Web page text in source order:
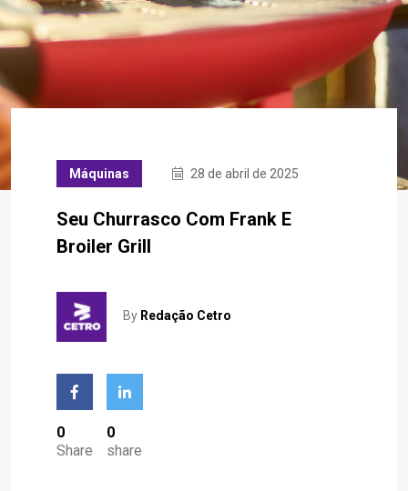
Máquinas 28 de abril de 2025
Seu Churrasco Com Frank E
Broiler Grill
By Redação Cetro
0
Share
0
share